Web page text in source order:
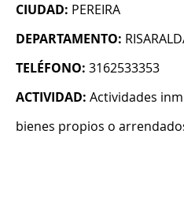
CIUDAD: PEREIRA
DEPARTAMENTO:
TELÉFONO: 3162533353
ACTIVIDAD: Actividades
bienes propios o